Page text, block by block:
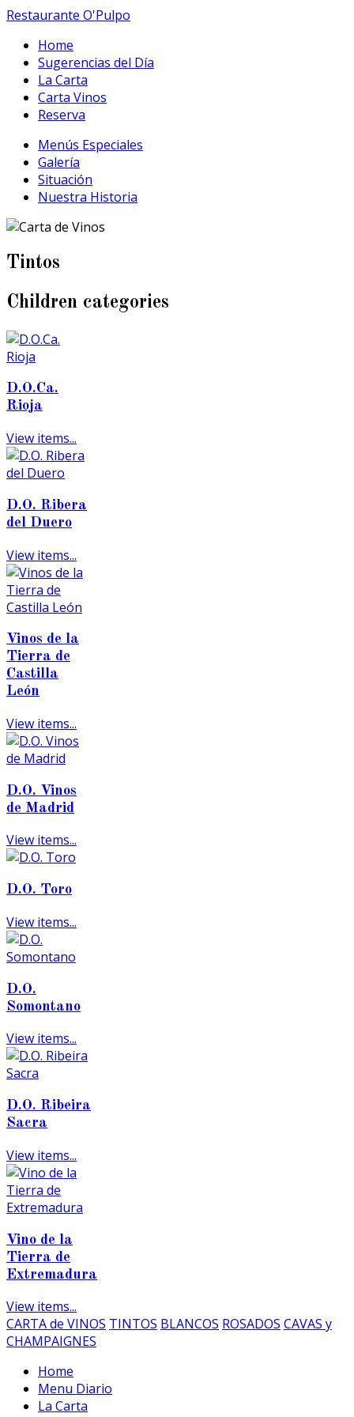
Restaurante O'Pulpo
Home
Sugerencias del Día
La Carta
Carta Vinos
Reserva
Menús Especiales
Galería
Situación
Nuestra Historia
Tintos
Children categories
D.O.Ca.
Rioja
View items...
D.O. Ribera
del Duero
View items...
Vinos de la
Tierra de
Castilla
León
View items...
D.O. Vinos
de Madrid
View items...
D.O. Toro
View items...
D.O.
Somontano
View items...
D.O. Ribeira
Sacra
View items...
Vino de la
Tierra de
Extremadura
View items...
CARTA de VINOS TINTOS BLANCOS ROSADOS CAVAS y
CHAMPAIGNES
Home
Menu Diario
La Carta